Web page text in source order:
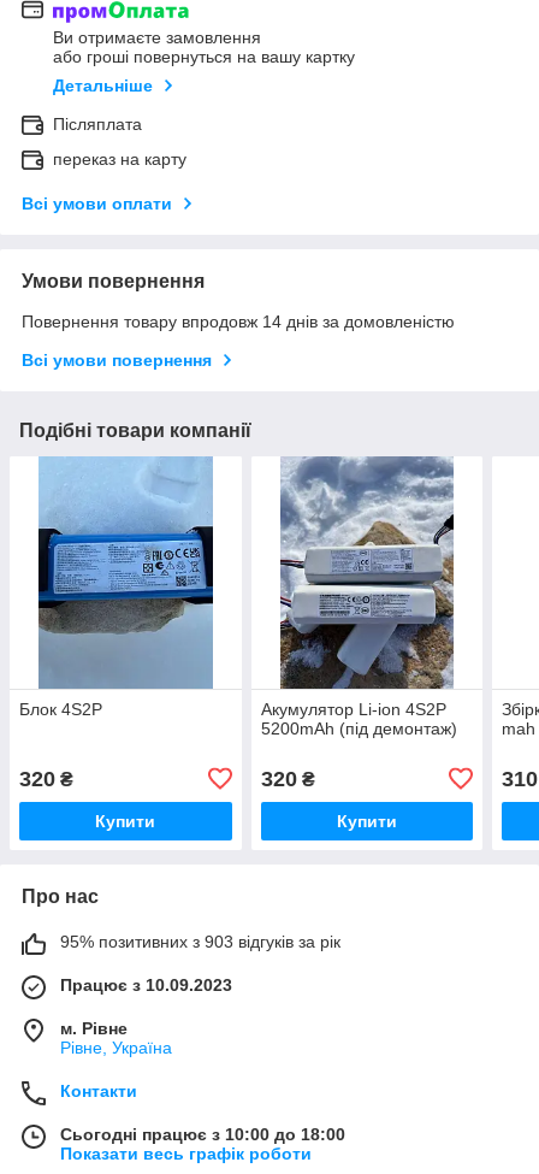
Ви отримаєте замовлення
або гроші повернуться на вашу картку
Детальніше
Післяплата
переказ на карту
Всі умови оплати
Умови повернення
Повернення товару впродовж 14 днів за домовленістю
Всі умови повернення
Подібні товари компанії
Блок 4S2P
320 ₴
Купити
Акумулятор Li-ion 4S2P
5200mAh (під демонтаж)
320₴
Купити
mah
310
Про нас
95% позитивних з 903 відгуків за рік
Працює з 10.09.2023
м. Рівне
Рівне, Україна
Контакти
Сьогодні працює з 10:00 до 18:00
Показати весь графік роботи